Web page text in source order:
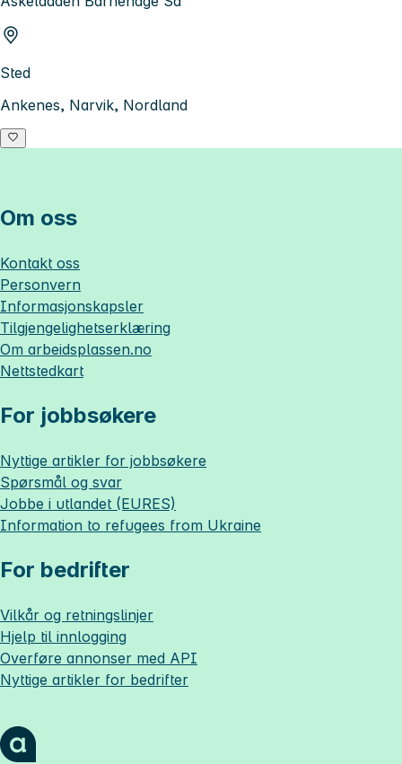
Sted
Ankenes, Narvik, Nordland
Om oss
Kontakt oss
Personvern
Informasjonskapsler
Tilgjengelighetserklæring
Om arbeidsplassen.no
Nettstedkart
For jobbsøkere
Nyttige artikler for jobbsøkere
Spørsmål og svar
Jobbe i utlandet (EURES)
Information to refugees from Ukraine
For bedrifter
Vilkår og retningslinjer
Hjelp til innlogging
Overføre annonser med API
Nyttige artikler for bedrifter